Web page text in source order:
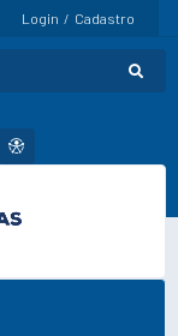
Login / Cadastro